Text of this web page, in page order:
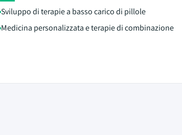
Sviluppo di terapie a basso carico di pillole
Medicina personalizzata e terapie di combinazione